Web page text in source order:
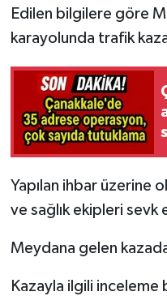
Edilen bilgilere göre
karayolunda trafik
Yapılan ihbar üzerine
ve sağlık ekipleri sevk
Meydana gelen
Kazayla ilgili inceleme